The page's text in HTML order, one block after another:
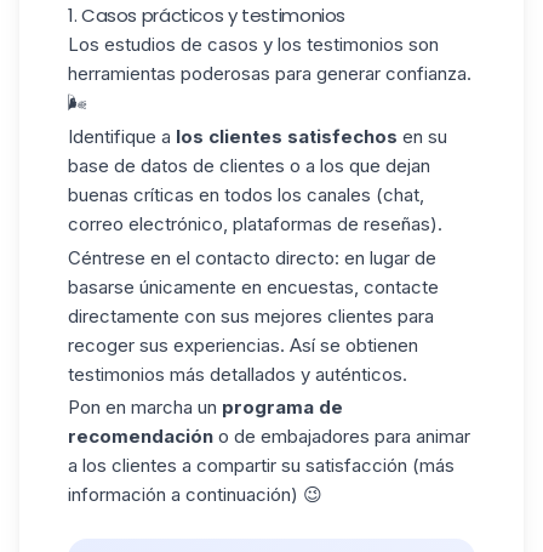
1. Casos prácticos y testimonios
Los estudios de casos y los testimonios son
herramientas poderosas para generar confianza.
🌬️
Identifique a los clientes satisfechos en su
base de datos de clientes o a los que dejan
buenas críticas en todos los canales (chat,
correo electrónico, plataformas de reseñas).
Céntrese en el contacto directo: en lugar de
basarse únicamente en encuestas, contacte
directamente con sus mejores clientes para
recoger sus experiencias. Así se obtienen
testimonios más detallados y auténticos.
Pon en marcha un programa de
recomendación o de embajadores para animar
a los clientes a compartir su satisfacción (más
información a continuación) 😉